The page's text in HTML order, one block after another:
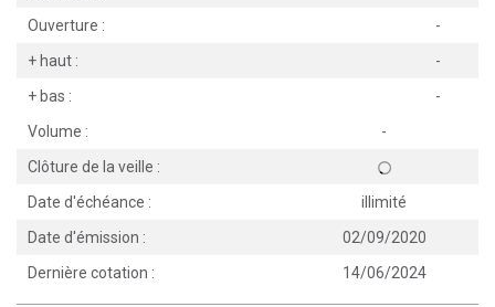
Ouverture :
-
+ haut :
-
+ bas :
-
Volume :
-
Clôture de la veille :
Date d'échéance :
illimité
Date d'émission :
02/09/2020
Dernière cotation :
14/06/2024